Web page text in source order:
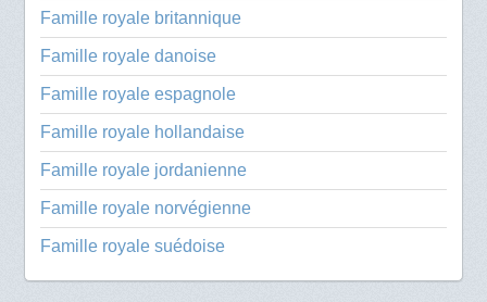
Famille royale britannique
Famille royale danoise
Famille royale espagnole
Famille royale hollandaise
Famille royale jordanienne
Famille royale norvégienne
Famille royale suédoise